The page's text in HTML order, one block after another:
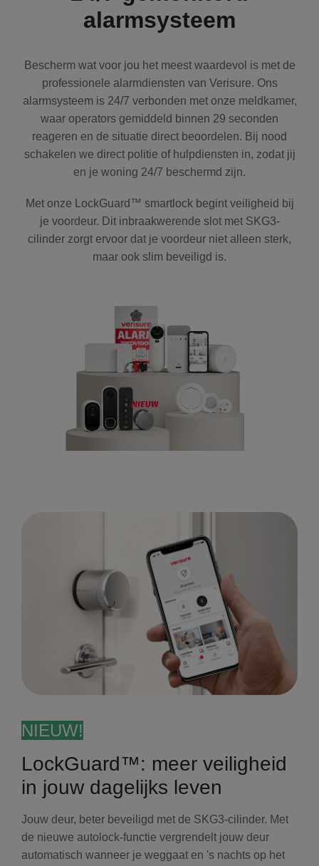
alarmsysteem
Bescherm wat voor jou het meest waardevol is met de
professionele alarmdiensten van Verisure. Ons
alarmsysteem is 24/7 verbonden met onze meldkamer,
waar operators gemiddeld binnen 29 seconden
reageren en de situatie direct beoordelen. Bij nood
schakelen we direct politie of hulpdiensten in, zodat jij
en je woning 24/7 beschermd zijn.
Met onze LockGuard™ smartlock begint veiligheid bij
je voordeur. Dit inbraakwerende slot met SKG3-
cilinder zorgt ervoor dat je voordeur niet alleen sterk,
maar ook slim beveiligd is.
NIEUW!
LockGuard™: meer veiligheid
in jouw dagelijks leven
Jouw deur, beter beveiligd met de SKG3-cilinder. Met
de nieuwe autolock-functie vergrendelt jouw deur
automatisch wanneer je weggaat en 's nachts op het